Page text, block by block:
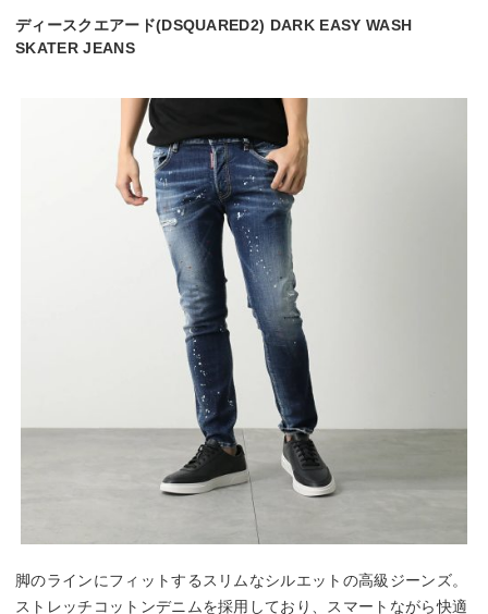
ディースクエアード(DSQUARED2) DARK EASY WASH
SKATER JEANS
脚のラインにフィットするスリムなシルエットの高級ジーンズ。
ストレッチコットンデニムを採用しており、スマートながら快適